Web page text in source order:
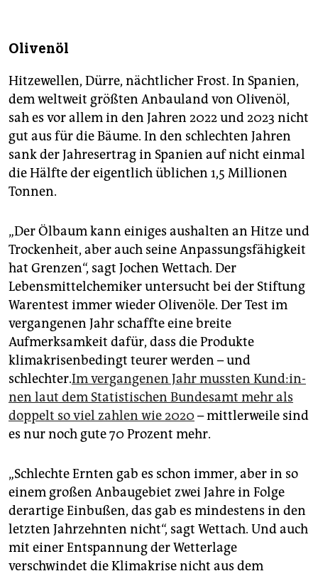
Olivenöl
Hitzewellen, Dürre, nächtlicher Frost. In Spanien,
dem weltweit größten Anbauland von Olivenöl,
sah es vor allem in den Jahren 2022 und 2023 nicht
gut aus für die Bäume. In den schlechten Jahren
sank der Jahresertrag in Spanien auf nicht einmal
die Hälfte der eigentlich üblichen 1,5 Millionen
Tonnen.
„Der Ölbaum kann einiges aushalten an Hitze und
Trockenheit, aber auch seine Anpassungsfähigkeit
hat Grenzen“, sagt Jochen Wettach. Der
Lebensmittelchemiker untersucht bei der Stiftung
Warentest immer wieder Olivenöle. Der Test im
vergangenen Jahr schaffte eine breite
Aufmerksamkeit dafür, dass die Produkte
klimakrisenbedingt teurer werden – und
schlechter.Im vergangenen Jahr mussten Kun­d:in­
nen laut dem Statistischen Bundesamt mehr als
doppelt so viel zahlen wie 2020 – mittlerweile sind
es nur noch gute 70 Prozent mehr.
„Schlechte Ernten gab es schon immer, aber in so
einem großen Anbaugebiet zwei Jahre in Folge
derartige Einbußen, das gab es mindestens in den
letzten Jahrzehnten nicht“, sagt Wettach. Und auch
mit einer Entspannung der Wetterlage
verschwindet die Klimakrise nicht aus dem